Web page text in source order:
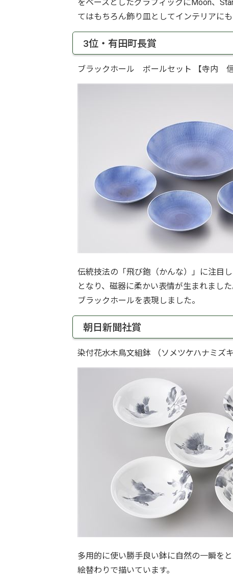
をベースとしたグラフィックにMoon、
てはもちろん飾り皿としてインテリアにも
3位・有田町長賞
ブラックホール ボールセット 【寺内
伝統技法の「飛び鉋（かんな）」に注目
となり、磁器に柔かい表情が生まれまし
ブラックホールを表現しました。
朝日新聞社賞
染付花水木鳥文組鉢 （ソメツケハナミ
多用的に使い勝手良い鉢に自然の一瞬を
絵替わりで描いています。